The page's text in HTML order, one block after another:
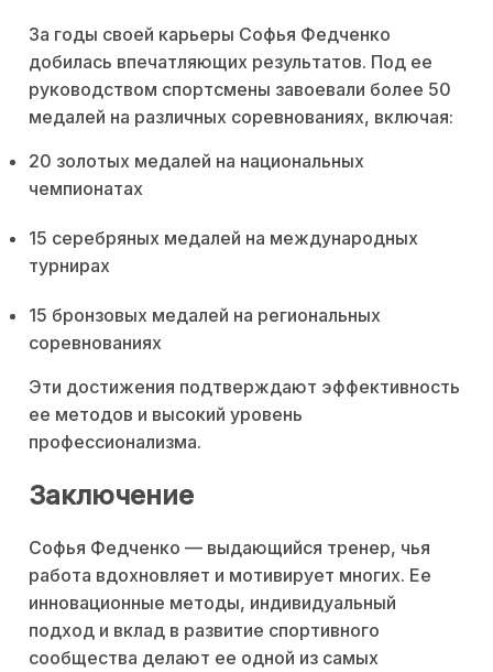
За годы своей карьеры Софья Федченко
добилась впечатляющих результатов. Под ее
руководством спортсмены завоевали более 50
медалей на различных соревнованиях, включая:
20 золотых медалей на национальных
чемпионатах
15 серебряных медалей на международных
турнирах
15 бронзовых медалей на региональных
соревнованиях
Эти достижения подтверждают эффективность
ее методов и высокий уровень
профессионализма.
Заключение
Софья Федченко — выдающийся тренер, чья
работа вдохновляет и мотивирует многих. Ее
инновационные методы, индивидуальный
подход и вклад в развитие спортивного
сообщества делают ее одной из самых